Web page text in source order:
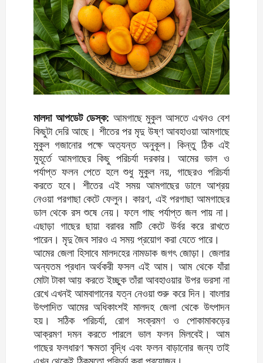
মালদা আপডেট ডেস্ক: আমগাছে মুকুল আসতে এখনও বেশ
কিছুটা দেরি আছে। শীতের পর মৃদু উষ্ণ আবহাওয়া আমগাছে
মুকুল গজানোর পক্ষে অত‍্যন্ত অনুকূল। কিন্তু ঠিক এই
মুহূর্তে আমগাছের কিছু পরিচর্যা দরকার। আমের ভাল ও
পর্যাপ্ত ফলন পেতে হলে শুধু মুকুল নয়, গাছেরও পরিচর্যা
করতে হবে। শীতের এই সময় আমগাছের ডালে আশ্রয়
নেওয়া পরগাছা কেটে ফেলুন। কারণ, এই পরগাছা আমগাছের
ডাল থেকে রস শুষে নেয়। ফলে গাছ পর্যাপ্ত জল পায় না।
এছাড়া গাছের ছায়া বরাবর মাটি কেটে উর্বর করে রাখতে
পারেন। মৃদু জৈব সারও এ সময় প্রয়োগ করা যেতে পারে।
আমের জেলা হিসাবে মালদহের নামডাক জগৎ জোড়া। জেলার
অন্যতম প্রধান অর্থকরী ফসল এই আম। আম থেকে যাঁরা
মোটা টাকা আয় করতে ইচ্ছুক তাঁরা আবহাওয়ার উপর ভরসা না
রেখে এখনই আমবাগানের যত্ন নেওয়া শুরু করে দিন। বাংলার
উৎপাদিত আমের অধিকাংশই মালদহ জেলা থেকে উৎপাদন
হয়। সঠিক পরিচর্যা, রোগ সংক্রমণ ও পোকামাকড়ের
আক্রমণ দমন করতে পারলে ভাল ফলন মিলবেই। আম
গাছের ফলধারণ ক্ষমতা বৃদ্ধি এবং ফলন বাড়ানোর জন্য তাই